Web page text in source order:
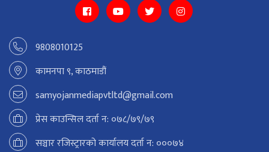
9808010125
कामनपा ९, काठमाडौं
samyojanmediapvtltd@gmail.com
प्रेस काउन्सिल दर्ता न: ०७८/७९/७९
सञ्चार रजिस्ट्रारको कार्यालय दर्ता न: ०००७४